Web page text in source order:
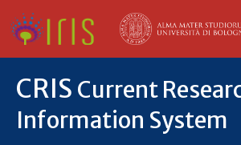
CRIS Current
Information System